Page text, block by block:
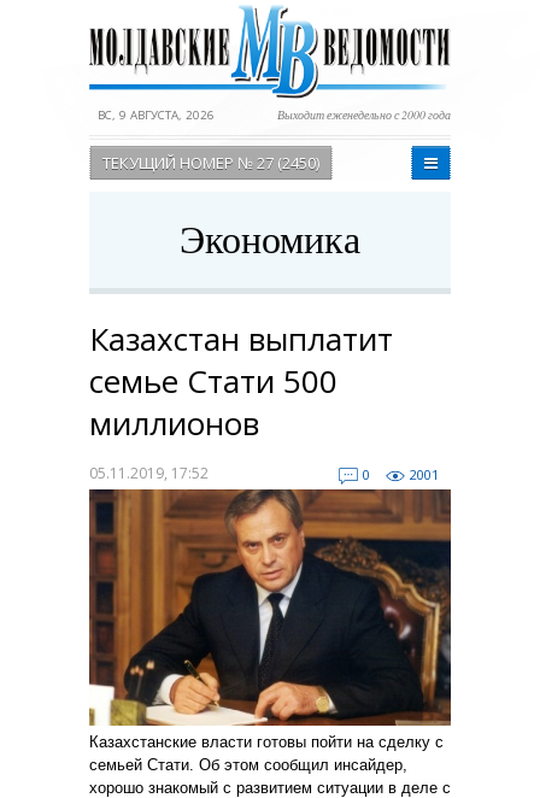
ВС, 9 АВГУСТА, 2026 Выходит еженедельно с 2000 года
ТЕКУЩИЙ НОМЕР № 27 (2450)
Экономика
Казахстан выплатит
семье Стати 500
миллионов
05.11.2019, 17:52 0 2001
Казахстанские власти готовы пойти на сделку с
семьей Стати. Об этом сообщил инсайдер,
хорошо знакомый с развитием ситуации в деле с